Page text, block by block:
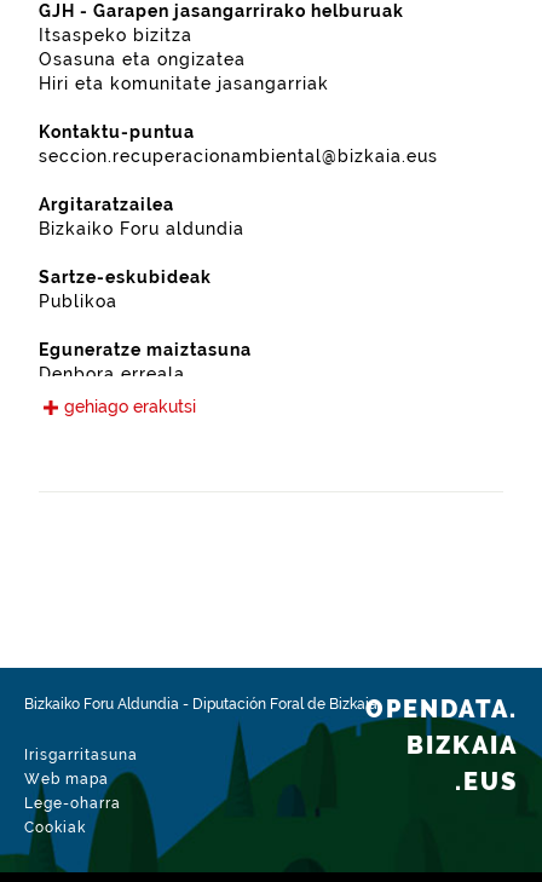
GJH - Garapen jasangarrirako helburuak
Itsaspeko bizitza
Osasuna eta ongizatea
Hiri eta komunitate jasangarriak
Kontaktu-puntua
seccion.recuperacionambiental@bizkaia.eus
Argitaratzailea
Bizkaiko Foru aldundia
Sartze-eskubideak
Publikoa
Eguneratze maiztasuna
Denbora erreala
Hizkuntzak
Mota
Ingurune natural
Datu-multzoaren aldaketa-data
2026-07-07
gehiago erakutsi
Bizkaiko Foru Aldundia - Diputación Foral de Bizkaia
Irisgarritasuna
Web mapa
Lege-oharra
Cookiak
OPENDATA.
BIZKAIA
.EUS